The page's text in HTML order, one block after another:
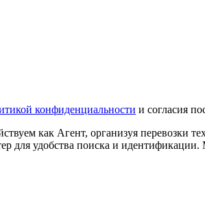
конфиденциальности и согласия
как Агент, организуя перевозки
для удобства поиска и